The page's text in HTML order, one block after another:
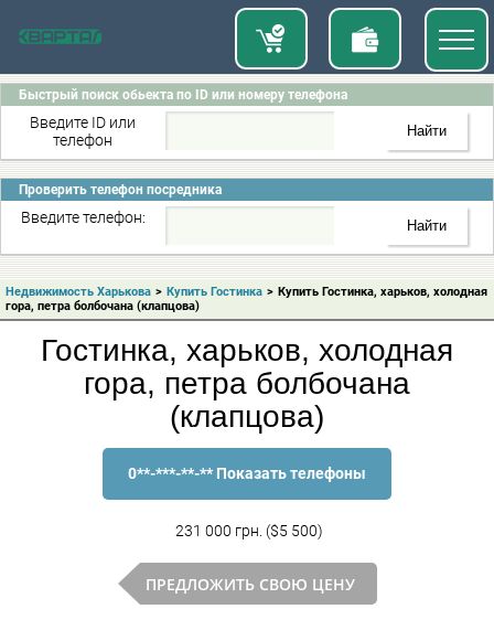
Быстрый поиск обьекта по ID или номеру телефона
Введите ID или
телефон
Проверить телефон посредника
Введите телефон:
Недвижимость Харькова > Купить Гостинка > Купить Гостинка, харьков, холодная
гора, петра болбочана (клапцова)
Гостинка, харьков, холодная
гора, петра болбочана
(клапцова)
0**-***-**-** Показать телефоны
231 000 грн. ($5 500)
ПРЕДЛОЖИТЬ СВОЮ ЦЕНУ